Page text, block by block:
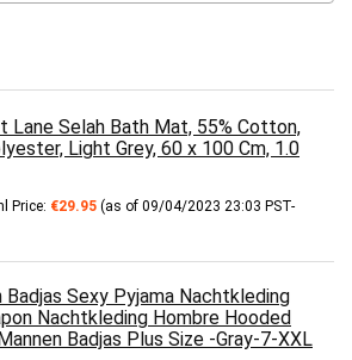
Lane Selah Bath Mat, 55% Cotton,
Light Grey, 60 x 100 Cm, 1.0
Price: €29.95 (as of 09/04/2023 23:03 PST-
Badjas Sexy Pyjama Nachtkleding
Nachtkleding Hombre Hooded
Badjas Plus Size -Gray-7-XXL